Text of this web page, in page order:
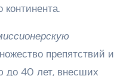
препятствий и
до 40 лет, внесших